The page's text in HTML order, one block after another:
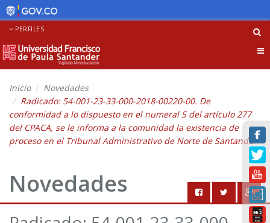
PERFILES
Inicio
Novedades
Radicado: 54-001-23-33-000-2018-00220-00. De
conformidad a lo dispuesto en el numeral 5 del artículo 277
del CPACA, se le informa a la comunidad la existencia de
proceso en el Tribunal Administrativo de Norte de Santander
Novedades